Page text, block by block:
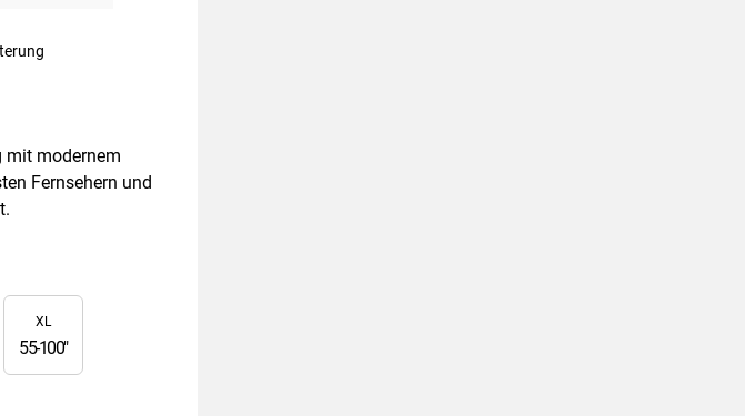
mit modernem
Fernsehern und
XL
55-100"